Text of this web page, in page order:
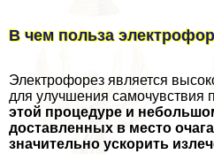
В чем польза
Электрофорез является
для улучшения самочувствия
этой процедуре и
доставленных в место
значительно ускорить